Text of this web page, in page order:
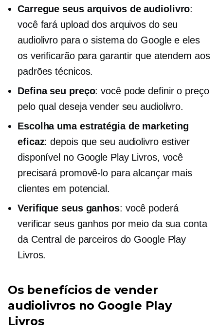
Carregue seus arquivos de audiolivro:
você fará upload dos arquivos do seu
audiolivro para o sistema do Google e eles
os verificarão para garantir que atendem aos
padrões técnicos.
Defina seu preço: você pode definir o preço
pelo qual deseja vender seu audiolivro.
Escolha uma estratégia de marketing
eficaz: depois que seu audiolivro estiver
disponível no Google Play Livros, você
precisará promovê-lo para alcançar mais
clientes em potencial.
Verifique seus ganhos: você poderá
verificar seus ganhos por meio da sua conta
da Central de parceiros do Google Play
Livros.
Os benefícios de vender
audiolivros no Google Play
Livros